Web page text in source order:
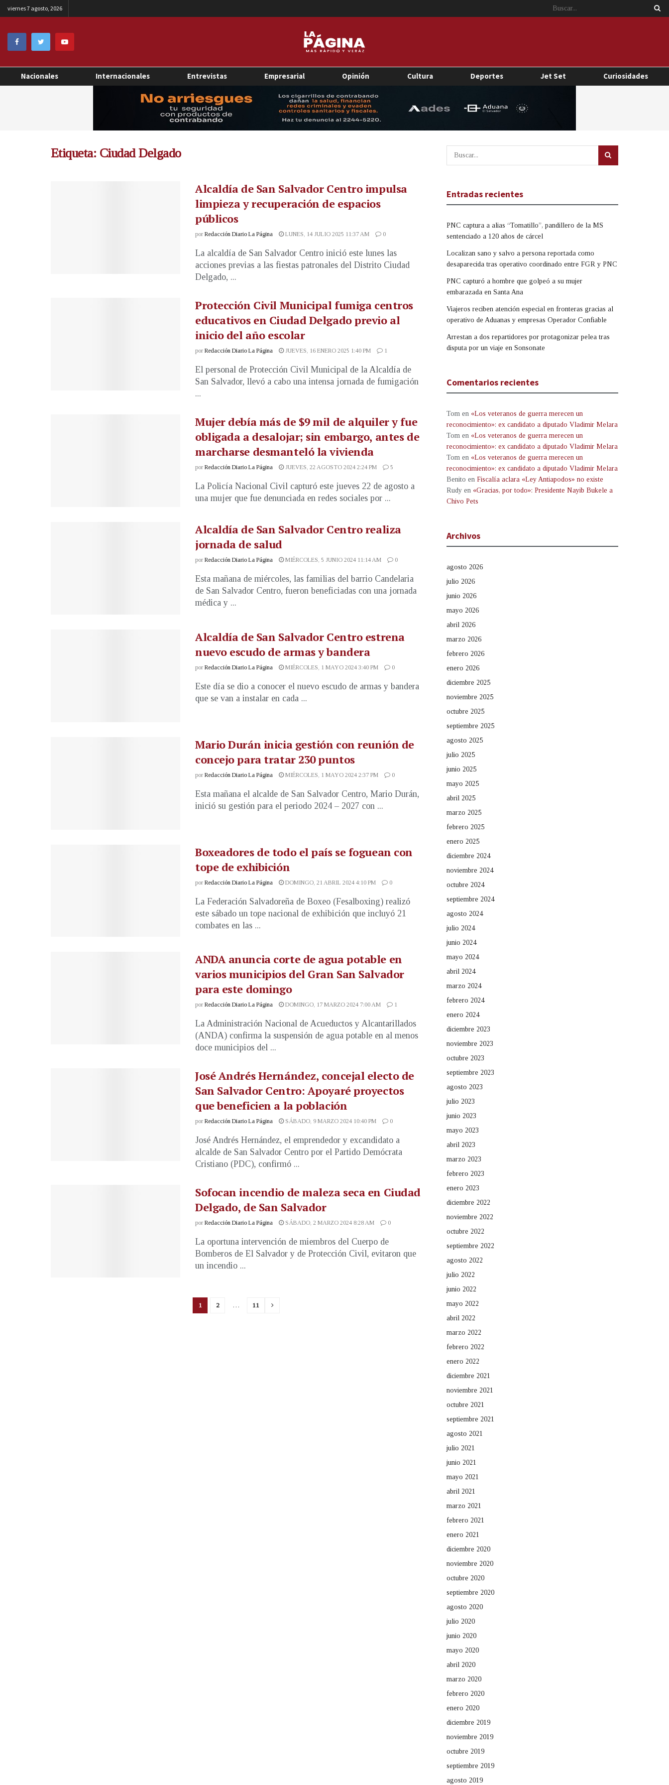
viernes 7 agosto, 2026
Nacionales Internacionales Entrevistas Empresarial Opinión Cultura Deportes Jet Set Curiosidades
Etiqueta: Ciudad Delgado
Alcaldía de San Salvador Centro impulsa
limpieza y recuperación de espacios
públicos
por Redacción Diario La Página LUNES, 14 JULIO 2025 11:37 AM 0
La alcaldía de San Salvador Centro inició este lunes las
acciones previas a las fiestas patronales del Distrito Ciudad
Delgado, ...
Protección Civil Municipal fumiga centros
educativos en Ciudad Delgado previo al
inicio del año escolar
por Redacción Diario La Página JUEVES, 16 ENERO 2025 1:40 PM 1
El personal de Protección Civil Municipal de la Alcaldía de
San Salvador, llevó a cabo una intensa jornada de fumigación
...
Mujer debía más de $9 mil de alquiler y fue
obligada a desalojar; sin embargo, antes de
marcharse desmanteló la vivienda
por Redacción Diario La Página JUEVES, 22 AGOSTO 2024 2:24 PM 5
La Policía Nacional Civil capturó este jueves 22 de agosto a
una mujer que fue denunciada en redes sociales por ...
Alcaldía de San Salvador Centro realiza
jornada de salud
por Redacción Diario La Página MIÉRCOLES, 5 JUNIO 2024 11:14 AM 0
Esta mañana de miércoles, las familias del barrio Candelaria
de San Salvador Centro, fueron beneficiadas con una jornada
médica y ...
Alcaldía de San Salvador Centro estrena
nuevo escudo de armas y bandera
por Redacción Diario La Página MIÉRCOLES, 1 MAYO 2024 3:40 PM 0
Este día se dio a conocer el nuevo escudo de armas y bandera
que se van a instalar en cada ...
Mario Durán inicia gestión con reunión de
concejo para tratar 230 puntos
por Redacción Diario La Página MIÉRCOLES, 1 MAYO 2024 2:37 PM 0
Esta mañana el alcalde de San Salvador Centro, Mario Durán,
inició su gestión para el periodo 2024 – 2027 con ...
Boxeadores de todo el país se foguean con
tope de exhibición
por Redacción Diario La Página DOMINGO, 21 ABRIL 2024 4:10 PM 0
La Federación Salvadoreña de Boxeo (Fesalboxing) realizó
este sábado un tope nacional de exhibición que incluyó 21
combates en las ...
ANDA anuncia corte de agua potable en
varios municipios del Gran San Salvador
para este domingo
por Redacción Diario La Página DOMINGO, 17 MARZO 2024 7:00 AM 1
La Administración Nacional de Acueductos y Alcantarillados
(ANDA) confirma la suspensión de agua potable en al menos
doce municipios del ...
José Andrés Hernández, concejal electo de
San Salvador Centro: Apoyaré proyectos
que beneficien a la población
por Redacción Diario La Página SÁBADO, 9 MARZO 2024 10:40 PM 0
José Andrés Hernández, el emprendedor y excandidato a
alcalde de San Salvador Centro por el Partido Demócrata
Cristiano (PDC), confirmó ...
Sofocan incendio de maleza seca en Ciudad
Delgado, de San Salvador
por Redacción Diario La Página SÁBADO, 2 MARZO 2024 8:28 AM 0
La oportuna intervención de miembros del Cuerpo de
Bomberos de El Salvador y de Protección Civil, evitaron que
un incendio ...
1 2 … 11
Entradas recientes
PNC captura a alias “Tomatillo”, pandillero de la MS
sentenciado a 120 años de cárcel
Localizan sano y salvo a persona reportada como
desaparecida tras operativo coordinado entre FGR y PNC
PNC capturó a hombre que golpeó a su mujer
embarazada en Santa Ana
Viajeros reciben atención especial en fronteras gracias al
operativo de Aduanas y empresas Operador Confiable
Arrestan a dos repartidores por protagonizar pelea tras
disputa por un viaje en Sonsonate
Comentarios recientes
Tom en «Los veteranos de guerra merecen un
reconocimiento»: ex candidato a diputado Vladimir Melara
Tom en «Los veteranos de guerra merecen un
reconocimiento»: ex candidato a diputado Vladimir Melara
Tom en «Los veteranos de guerra merecen un
reconocimiento»: ex candidato a diputado Vladimir Melara
Benito en Fiscalía aclara «Ley Antiapodos» no existe
Rudy en «Gracias, por todo»: Presidente Nayib Bukele a
Chivo Pets
Archivos
agosto 2026
julio 2026
junio 2026
mayo 2026
abril 2026
marzo 2026
febrero 2026
enero 2026
diciembre 2025
noviembre 2025
octubre 2025
septiembre 2025
agosto 2025
julio 2025
junio 2025
mayo 2025
abril 2025
marzo 2025
febrero 2025
enero 2025
diciembre 2024
noviembre 2024
octubre 2024
septiembre 2024
agosto 2024
julio 2024
junio 2024
mayo 2024
abril 2024
marzo 2024
febrero 2024
enero 2024
diciembre 2023
noviembre 2023
octubre 2023
septiembre 2023
agosto 2023
julio 2023
junio 2023
mayo 2023
abril 2023
marzo 2023
febrero 2023
enero 2023
diciembre 2022
noviembre 2022
octubre 2022
septiembre 2022
agosto 2022
julio 2022
junio 2022
mayo 2022
abril 2022
marzo 2022
febrero 2022
enero 2022
diciembre 2021
noviembre 2021
octubre 2021
septiembre 2021
agosto 2021
julio 2021
junio 2021
mayo 2021
abril 2021
marzo 2021
febrero 2021
enero 2021
diciembre 2020
noviembre 2020
octubre 2020
septiembre 2020
agosto 2020
julio 2020
junio 2020
mayo 2020
abril 2020
marzo 2020
febrero 2020
enero 2020
diciembre 2019
noviembre 2019
octubre 2019
septiembre 2019
agosto 2019